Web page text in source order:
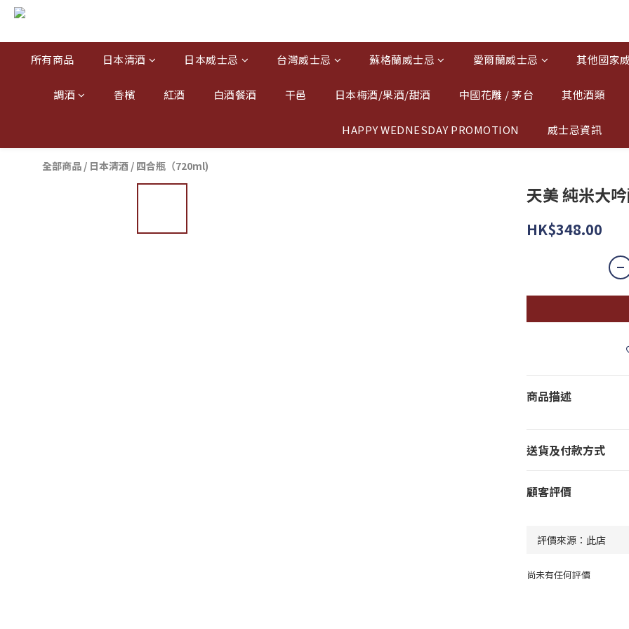
所有商品 日本清酒 日本威士忌 台灣威士忌 蘇格蘭威士忌 愛爾蘭威士忌 其他國家
調酒 香檳 紅酒 白酒餐酒 干邑 日本梅酒/果酒/甜酒 中國花雕 / 茅台 其他酒類
HAPPY WEDNESDAY PROMOTION 威士忌資訊
全部商品 / 日本清酒 / 四合瓶（720ml)
天美 純米大
HK$348.00
商品描述
送貨及付款方式
顧客評價
尚未有任何評價